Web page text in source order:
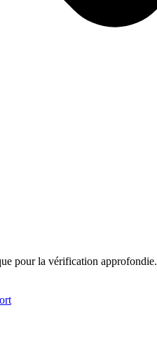
pour la vérification approfondie.